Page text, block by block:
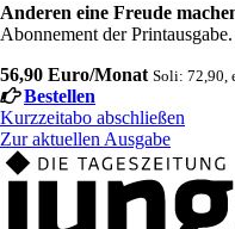
Anderen eine Freude
Abonnement der Printausgabe.
56,90 Euro/Monat Soli: 72,90,
Bestellen
Kurzzeitabo abschließen
Zur aktuellen Ausgabe